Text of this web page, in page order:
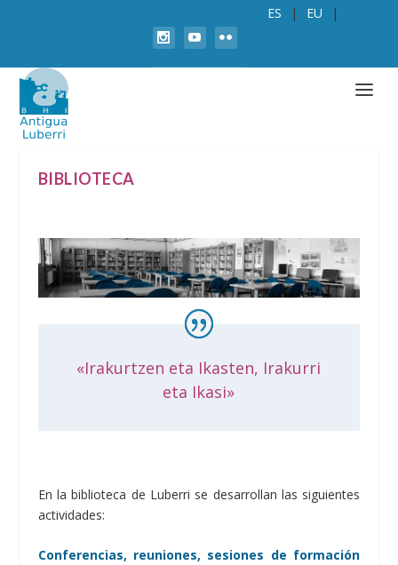
EU
ES
BIBLIOTECA
«Irakurtzen eta Ikasten, Irakurri
eta Ikasi»
En la biblioteca de Luberri se desarrollan las siguientes
actividades:
Conferencias, reuniones, sesiones de formación